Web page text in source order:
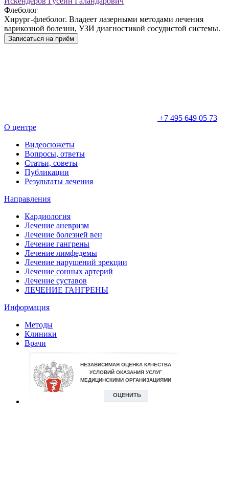
Флеболог
Хирург-флеболог. Владеет лазерными методами лечения
варикозной болезни, УЗИ диагностикой сосудистой системы.
Записаться на приём
+7 495 649 05 73
О центре
Видеосюжеты
Вопросы, ответы
Статьи, советы
Публикации
Результаты лечения
Направления
Кардиология
Лечение аневризм
Лечение болезней вен
Лечение гангрены
Лечение лимфедемы
Лечение нарушений эрекции
Лечение сонных артерий
Лечение суставов
ЛЕЧЕНИЕ ГАНГРЕНЫ
Информация
Методы
Клиники
Врачи